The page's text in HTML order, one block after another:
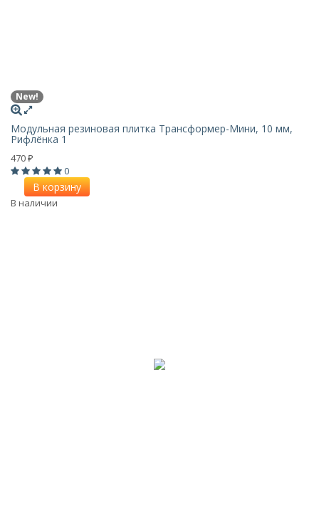
New!
Модульная резиновая плитка Трансформер-Мини, 10 мм,
Рифлёнка 1
470 ₽
0
В корзину
В наличии